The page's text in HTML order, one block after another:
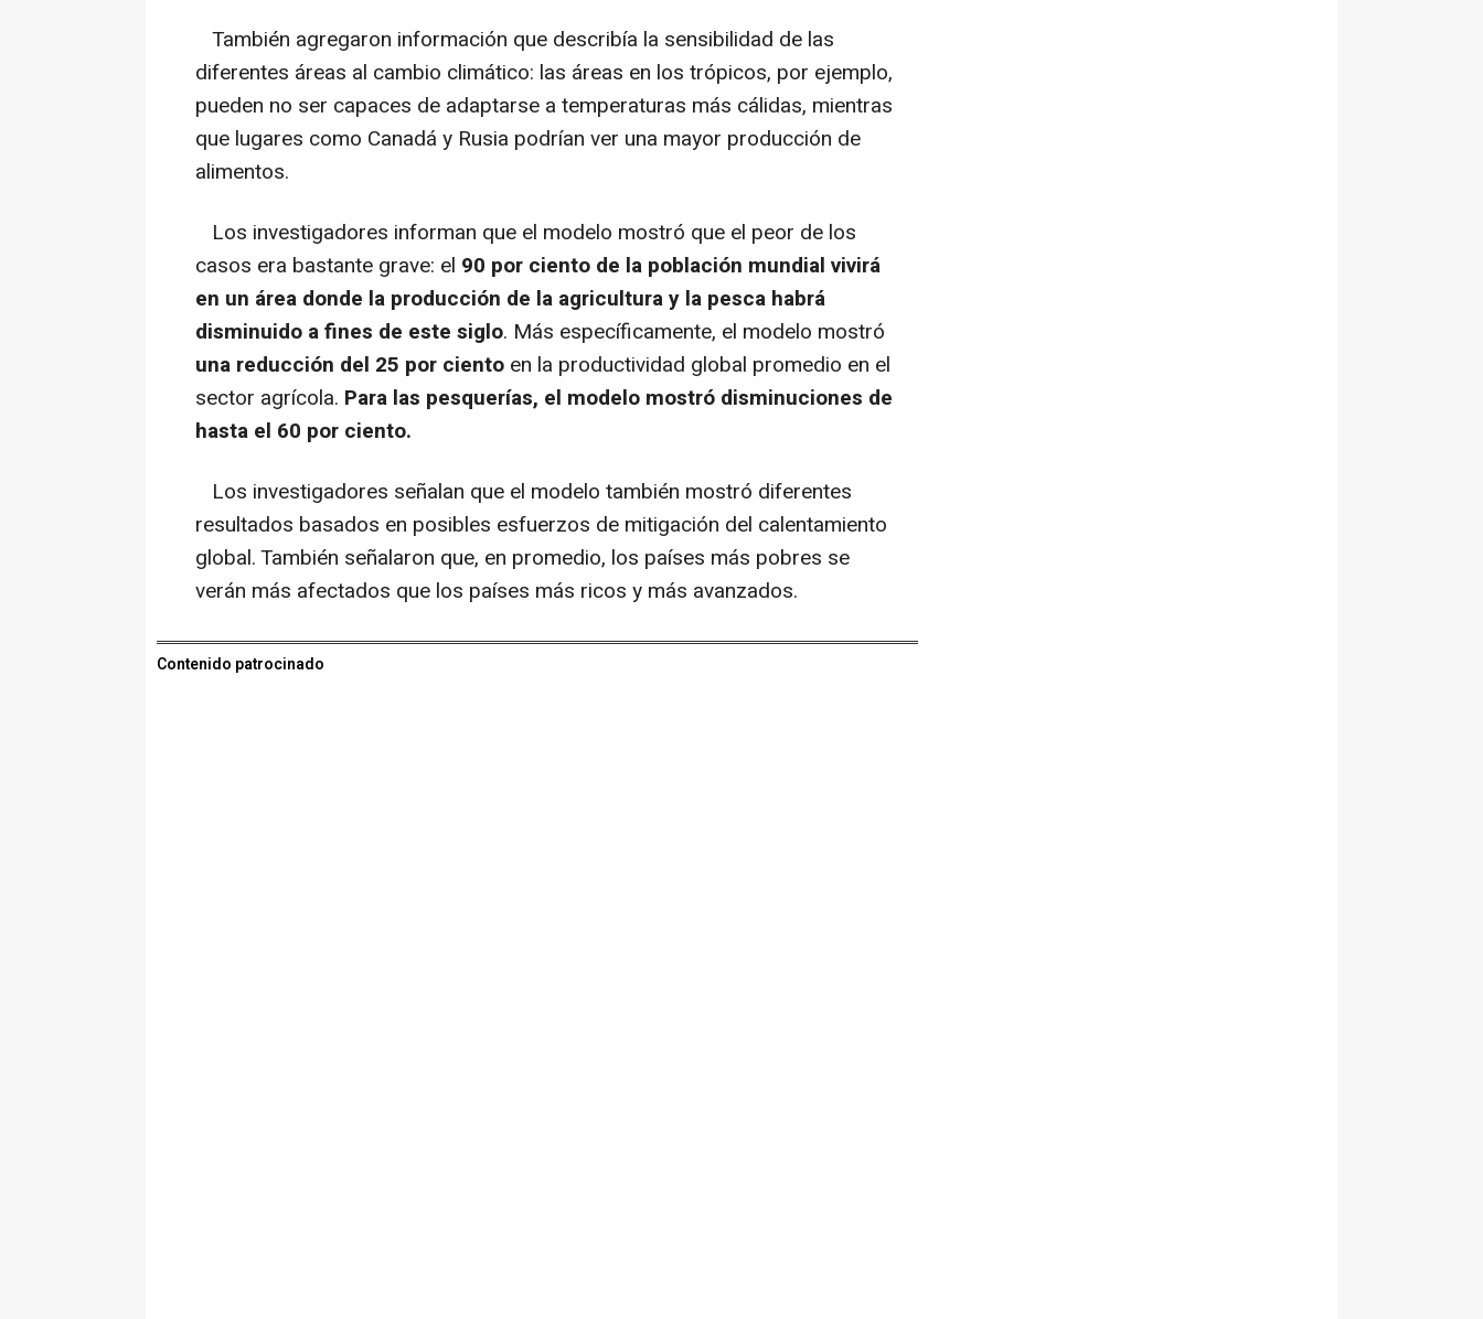
También agregaron información que describía la sensibilidad de las
diferentes áreas al cambio climático: las áreas en los trópicos, por ejemplo,
pueden no ser capaces de adaptarse a temperaturas más cálidas, mientras
que lugares como Canadá y Rusia podrían ver una mayor producción de
alimentos.
Los investigadores informan que el modelo mostró que el peor de los
casos era bastante grave: el 90 por ciento de la población mundial vivirá
en un área donde la producción de la agricultura y la pesca habrá
disminuido a fines de este siglo. Más específicamente, el modelo mostró
una reducción del 25 por ciento en la productividad global promedio en el
sector agrícola. Para las pesquerías, el modelo mostró disminuciones de
hasta el 60 por ciento.
Los investigadores señalan que el modelo también mostró diferentes
resultados basados en posibles esfuerzos de mitigación del calentamiento
global. También señalaron que, en promedio, los países más pobres se
verán más afectados que los países más ricos y más avanzados.
Contenido patrocinado